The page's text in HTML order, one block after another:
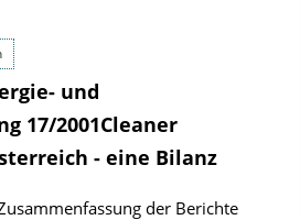
und
17/2001Cleaner
- eine Bilanz
der Berichte